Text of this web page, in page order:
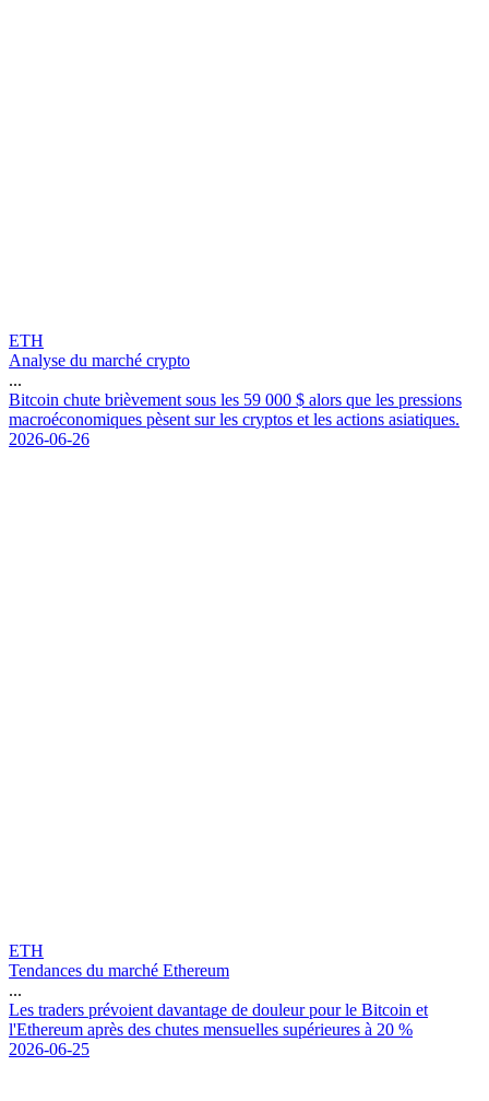
ETH
Analyse du marché crypto
...
Bitcoin chute brièvement sous les 59 000 $ alors que les pressions
macroéconomiques pèsent sur les cryptos et les actions asiatiques.
2026-06-26
ETH
Tendances du marché Ethereum
...
Les traders prévoient davantage de douleur pour le Bitcoin et
l'Ethereum après des chutes mensuelles supérieures à 20 %
2026-06-25